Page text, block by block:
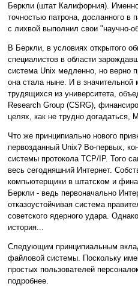
Беркли (штат Калифорния).
точностью патрона, досланного в
с лихвой выполнил свои "научно-
В Беркли, в условиях открытого
специалистов в области
система Unix медленно, но верно
она стала ныне. И в
трудящихся из университета,
Research Group (CSRG),
целях, как не трудно
Что же принципиально нового
первозданный Unix? Во-первых,
системы протокола TCP/IP. Того
весь сегодняшний Интернет.
компьютерщики в штатском и
Беркли - ведь первоначально
отказоустойчивая система
советского ядерного удара.
история...
Следующим принципиальным
файловой системы. Поскольку
простых пользователей
подробнее.